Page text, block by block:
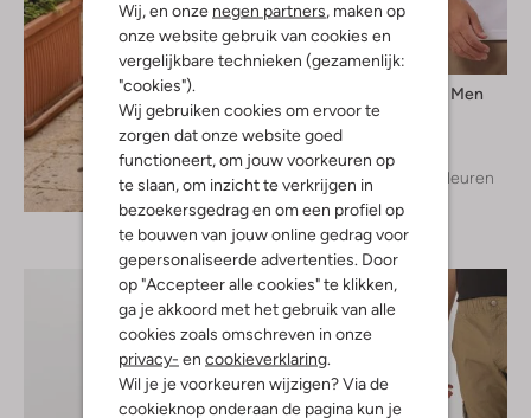
Wij, en onze negen partners , maken op
onze website gebruik van cookies en
vergelijkbare technieken (gezamenlijk:
"cookies").
Wij gebruiken cookies om ervoor te
zorgen dat onze website goed
functioneert, om jouw voorkeuren op
te slaan, om inzicht te verkrijgen in
bezoekersgedrag en om een profiel op
te bouwen van jouw online gedrag voor
gepersonaliseerde advertenties. Door
op "Accepteer alle cookies" te klikken,
ga je akkoord met het gebruik van alle
cookies zoals omschreven in onze
privacy- en cookieverklaring
Wil je je voorkeuren wijzigen? Via de
cookieknop onderaan de pagina kun je
Ontdek de look
Selected Men
T-shirt
+ meer kleuren